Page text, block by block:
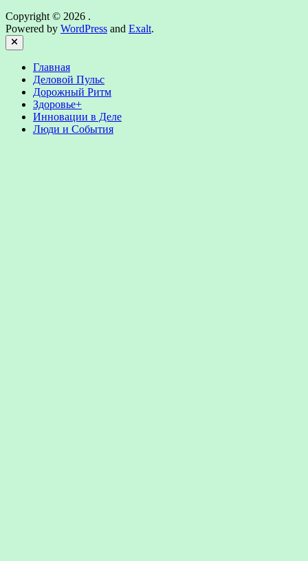
Copyright © 2026 .
Powered by WordPress and Exalt.
Close
Главная
Деловой Пульс
Дорожный Ритм
Здоровье+
Инновации в Деле
Люди и События